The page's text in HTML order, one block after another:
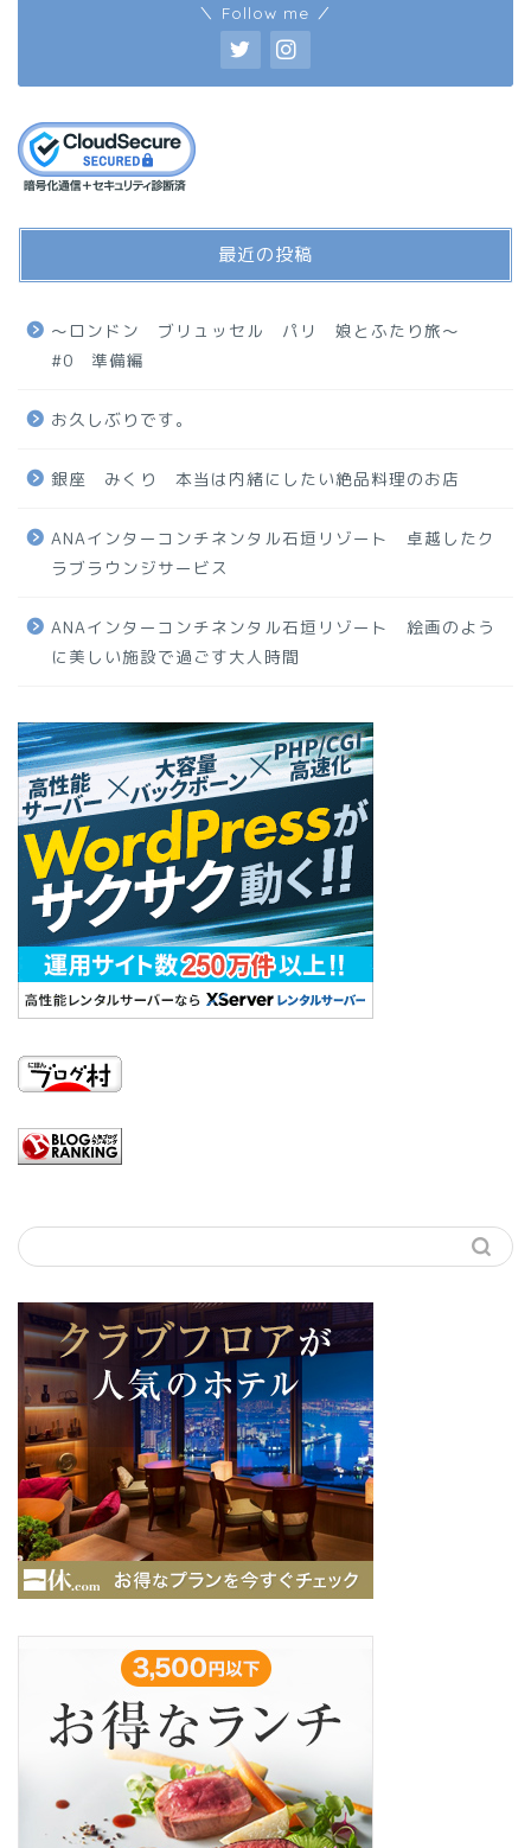
＼ Follow me ／
最近の投稿
〜ロンドン ブリュッセル パリ 娘とふたり旅〜
#0 準備編
お久しぶりです。
銀座 みくり 本当は内緒にしたい絶品料理のお店
ANAインターコンチネンタル石垣リゾート 卓越したク
ラブラウンジサービス
ANAインターコンチネンタル石垣リゾート 絵画のよう
に美しい施設で過ごす大人時間